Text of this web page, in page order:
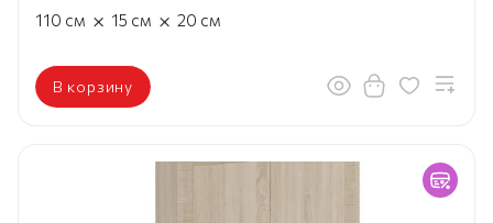
110 см × 15 см × 20 см
В корзину